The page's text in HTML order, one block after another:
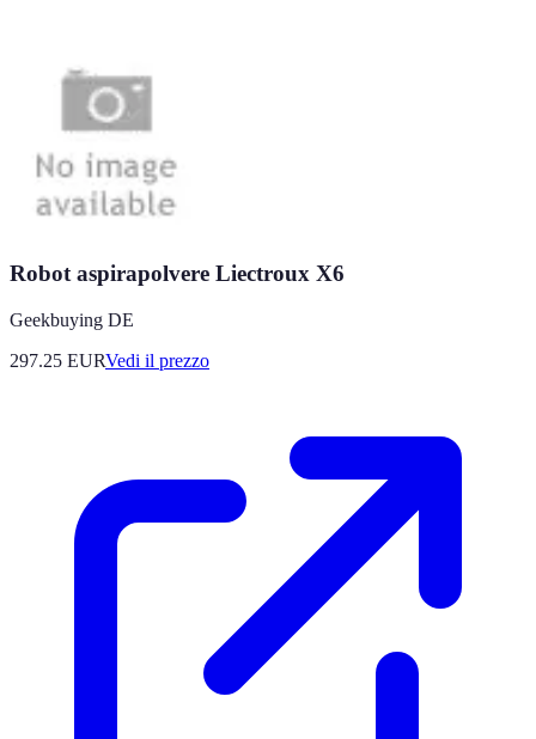
Robot aspirapolvere Liectroux X6
Geekbuying DE
297.25 EURVedi il prezzo